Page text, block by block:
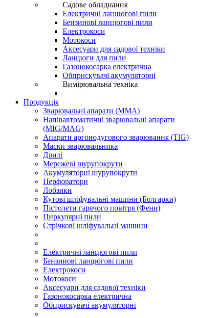
Садове обладнання
Електричні ланцюгові пили
Бензинові ланцюгові пили
Електрокоси
Мотокоси
Аксесуари для садової техніки
Ланцюги для пили
Газонокосарка електрична
Обприскувачі акумуляторні
Вимірювальна техніка
Продукція
Зварювальні апарати (ММА)
Напівавтоматичні зварювальні апарати
(MIG/MAG)
Апарати аргонодугового зварювання (TIG)
Маски зварювальника
Дрилі
Мережеві шурупокрути
Акумуляторні шурупокрути
Перфоратори
Лобзики
Кутові шліфувальні машини (Болгарки)
Пістолети гарячого повітря (Фени)
Циркулярні пили
Стрічкові шліфувальні машини
Електричні ланцюгові пили
Бензинові ланцюгові пили
Електрокоси
Мотокоси
Аксесуари для садової техніки
Газонокосарка електрична
Обприскувачі акумуляторні